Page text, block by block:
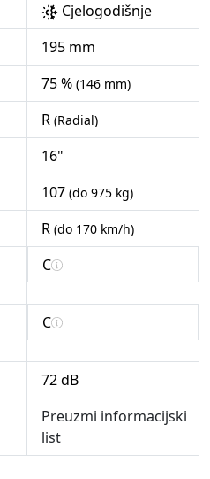
Cjelogodišnje
195 mm
75 % (146 mm)
R (Radial)
16"
107 (do 975 kg)
R (do 170 km/h)
C
C
72 dB
Preuzmi informacijski
list